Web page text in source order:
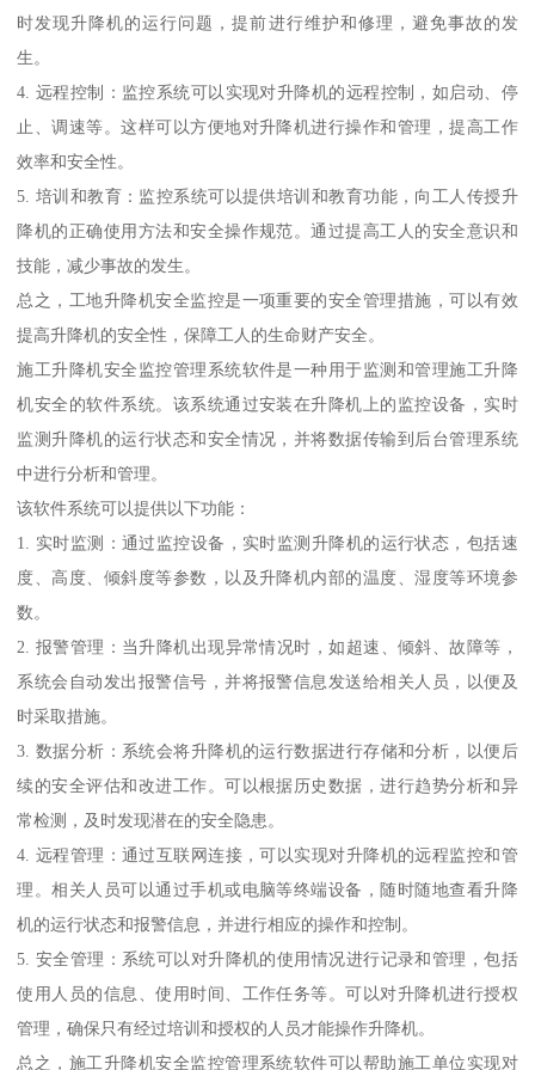
时发现升降机的运行问题，提前进行维护和修理，避免事故的发
生。
4. 远程控制：监控系统可以实现对升降机的远程控制，如启动、停
止、调速等。这样可以方便地对升降机进行操作和管理，提高工作
效率和安全性。
5. 培训和教育：监控系统可以提供培训和教育功能，向工人传授升
降机的正确使用方法和安全操作规范。通过提高工人的安全意识和
技能，减少事故的发生。
总之，工地升降机安全监控是一项重要的安全管理措施，可以有效
提高升降机的安全性，保障工人的生命财产安全。
施工升降机安全监控管理系统软件是一种用于监测和管理施工升降
机安全的软件系统。该系统通过安装在升降机上的监控设备，实时
监测升降机的运行状态和安全情况，并将数据传输到后台管理系统
中进行分析和管理。
该软件系统可以提供以下功能：
1. 实时监测：通过监控设备，实时监测升降机的运行状态，包括速
度、高度、倾斜度等参数，以及升降机内部的温度、湿度等环境参
数。
2. 报警管理：当升降机出现异常情况时，如超速、倾斜、故障等，
系统会自动发出报警信号，并将报警信息发送给相关人员，以便及
时采取措施。
3. 数据分析：系统会将升降机的运行数据进行存储和分析，以便后
续的安全评估和改进工作。可以根据历史数据，进行趋势分析和异
常检测，及时发现潜在的安全隐患。
4. 远程管理：通过互联网连接，可以实现对升降机的远程监控和管
理。相关人员可以通过手机或电脑等终端设备，随时随地查看升降
机的运行状态和报警信息，并进行相应的操作和控制。
5. 安全管理：系统可以对升降机的使用情况进行记录和管理，包括
使用人员的信息、使用时间、工作任务等。可以对升降机进行授权
管理，确保只有经过培训和授权的人员才能操作升降机。
总之，施工升降机安全监控管理系统软件可以帮助施工单位实现对